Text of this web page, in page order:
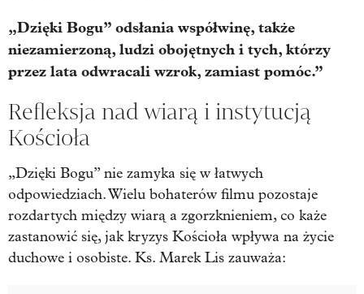
„Dzięki Bogu” odsłania współwinę, także
niezamierzoną, ludzi obojętnych i tych, którzy
przez lata odwracali wzrok, zamiast pomóc.”
Refleksja nad wiarą i instytucją
Kościoła
„Dzięki Bogu” nie zamyka się w łatwych
odpowiedziach. Wielu bohaterów filmu pozostaje
rozdartych między wiarą a zgorzknieniem, co każe
zastanowić się, jak kryzys Kościoła wpływa na życie
duchowe i osobiste. Ks. Marek Lis zauważa: